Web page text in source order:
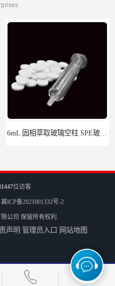
位访客
冀ICP备2021001332号-2
公司 保留所有权利.
声明 管理员入口 网站地图